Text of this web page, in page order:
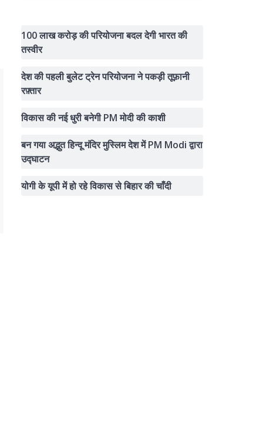
100 लाख करोड़ की परियोजना बदल देगी भारत की
तस्वीर
देश की पहली बुलेट ट्रेन परियोजना ने पकड़ी तूफ़ानी
रफ़्तार
विकास की नई धुरी बनेगी PM मोदी की काशी
बन गया अद्भुत हिन्दू मंदिर मुस्लिम देश में PM Modi द्वारा
उद्घाटन
योगी के यूपी में हो रहे विकास से बिहार की चाँदी